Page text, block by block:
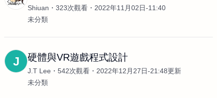
Shiuan 323次觀看
2022年11月02日-11:40
未分類
J 硬體與VR遊戲程式設計
J.T Lee 542次觀看
2022年12月27日-21:48更新
未分類